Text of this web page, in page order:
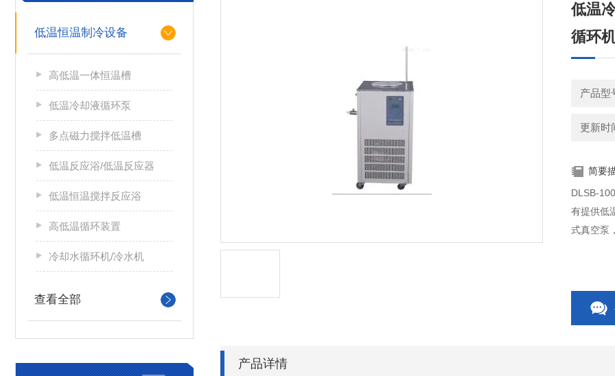
低温恒温制冷设备
高低温一体恒温槽
低温冷却液循环泵
多点磁力搅拌低温槽
低温反应浴/低温反应器
低温恒温搅拌反应浴
高低温循环装置
冷却水循环机/冷水机
查看全部
低温
循环
产品型
更新时
简要
DLSB-
有提供低
式真空泵
产品详情